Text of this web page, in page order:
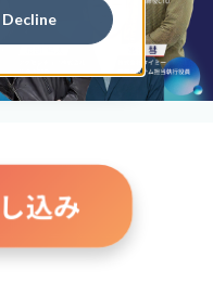
Decline
込み